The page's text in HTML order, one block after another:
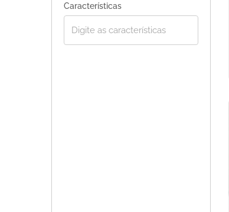
Características